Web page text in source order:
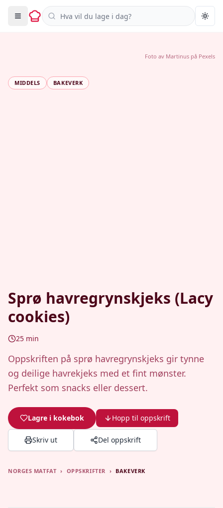
Søk i oppskrifter
MIDDELS BAKEVERK
Sprø havregrynskjeks (Lacy
cookies)
25 min
Oppskriften på sprø havregrynskjeks gir tynne
og deilige havrekjeks med et fint mønster.
Perfekt som snacks eller dessert.
Lagre i kokebok Hopp til oppskrift
Skriv ut Del oppskrift
Foto av Martinus på Pexels
NORGES MATFAT › OPPSKRIFTER › BAKEVERK